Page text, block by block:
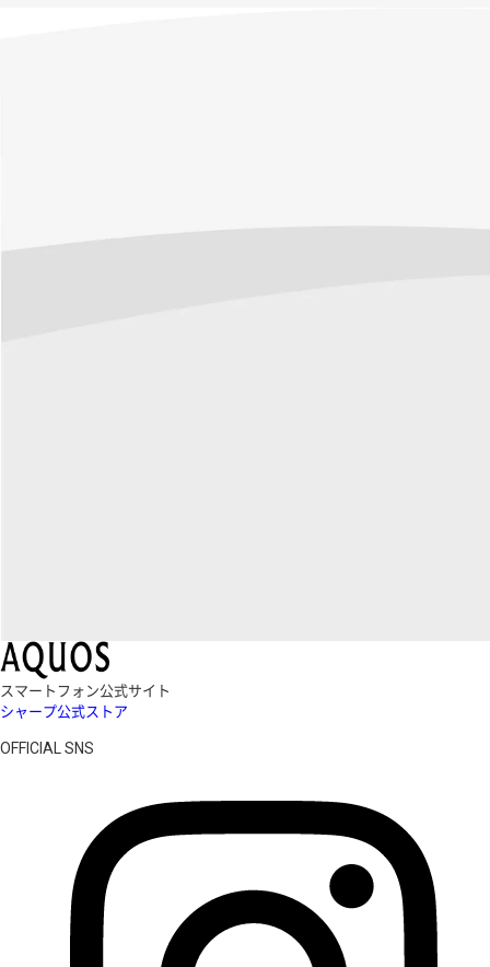
スマートフォン公式サイト
シャープ公式ストア
OFFICIAL SNS